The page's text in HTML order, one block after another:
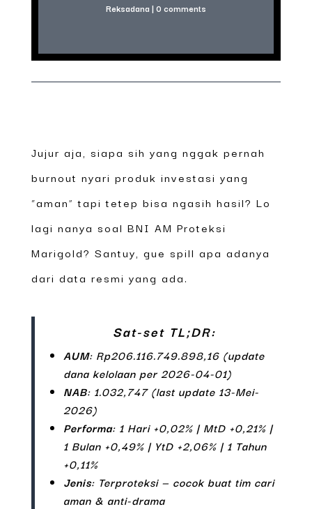
Reksadana | 0 comments
Jujur aja, siapa sih yang nggak pernah
burnout nyari produk investasi yang
“aman” tapi tetep bisa ngasih hasil? Lo
lagi nanya soal BNI AM Proteksi
Marigold? Santuy, gue spill apa adanya
dari data resmi yang ada.
Sat-set TL;DR:
AUM: Rp206.116.749.898,16 (update
dana kelolaan per 2026-04-01)
NAB: 1.032,747 (last update 13-Mei-
2026)
Performa: 1 Hari +0,02% | MtD +0,21% |
1 Bulan +0,49% | YtD +2,06% | 1 Tahun
+0,11%
Jenis: Terproteksi — cocok buat tim cari
aman & anti-drama